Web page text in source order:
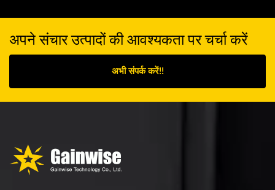
अपने संचार उत्पादों की आवश्यकता पर चर्चा करें
अभी संपर्क करें!!